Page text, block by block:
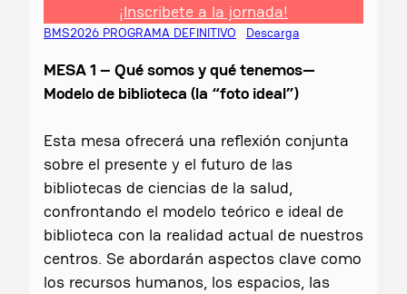
¡Inscribete a la jornada!
BMS2026 PROGRAMA DEFINITIVO Descarga
MESA 1 – Qué somos y qué tenemos—
Modelo de biblioteca (la “foto ideal”)
Esta mesa ofrecerá una reflexión conjunta
sobre el presente y el futuro de las
bibliotecas de ciencias de la salud,
confrontando el modelo teórico e ideal de
biblioteca con la realidad actual de nuestros
centros. Se abordarán aspectos clave como
los recursos humanos, los espacios, las